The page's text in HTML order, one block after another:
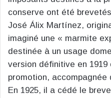
conserve ont été
José Álix Martínez,
imaginé une « marmite
destinée à un usage
version définitive en
promotion, accompagnée
En 1925, il a cédé le